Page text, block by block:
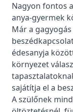
Nagyon fontos
anya-gyermek
Már a
édesanyja
környezet
sajátítja el a
A szülőnek